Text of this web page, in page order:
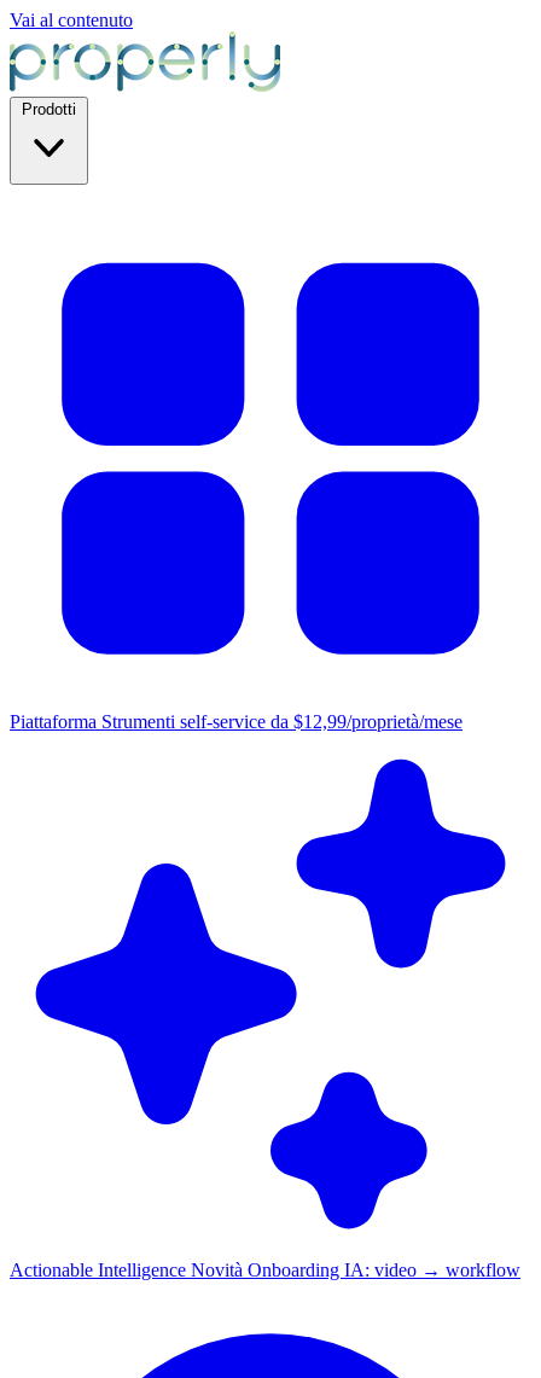
Vai al contenuto
Piattaforma Strumenti self-service da $12,99/proprietà/mese
Actionable Intelligence Novità Onboarding IA: video → workflow